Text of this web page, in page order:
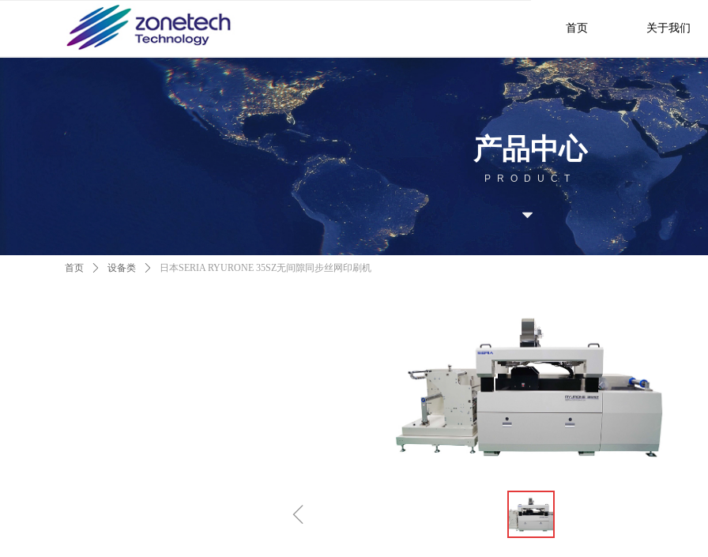
首页 关于我们
首页 ꄲ 设备类 ꄲ 日本SERIA RYURONE 35SZ无间隙同步丝网印刷机
ꁆ
뀓
产品中心
PRODUCT